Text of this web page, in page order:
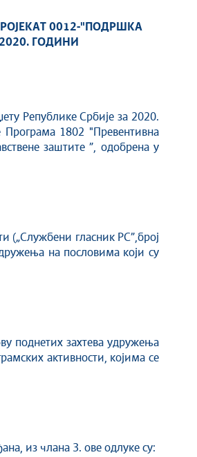
0012-"ПОДРШКА
ГОДИНИ
Републике Србије за 2020.
Програма 1802 "Превентивна
заштите ”, одобрена у
(„Службени гласник РС”,број
на пословима који су
поднетих захтева удружења
активности, којима се
из члана 3. ове одлуке су: